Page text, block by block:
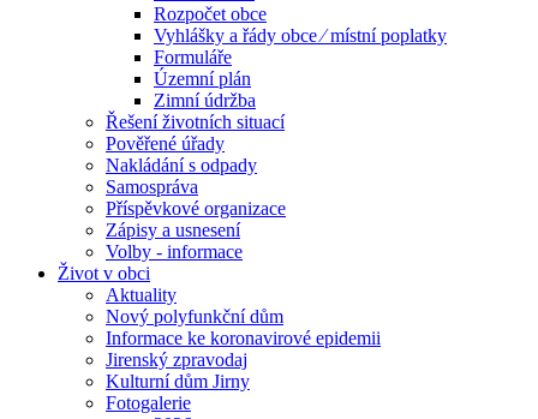
Rozpočet obce
Vyhlášky a řády obce ⁄ místní poplatky
Formuláře
Územní plán
Zimní údržba
Řešení životních situací
Pověřené úřady
Nakládání s odpady
Samospráva
Příspěvkové organizace
Zápisy a usnesení
Volby - informace
Život v obci
Aktuality
Nový polyfunkční dům
Informace ke koronavirové epidemii
Jirenský zpravodaj
Kulturní dům Jirny
Fotogalerie